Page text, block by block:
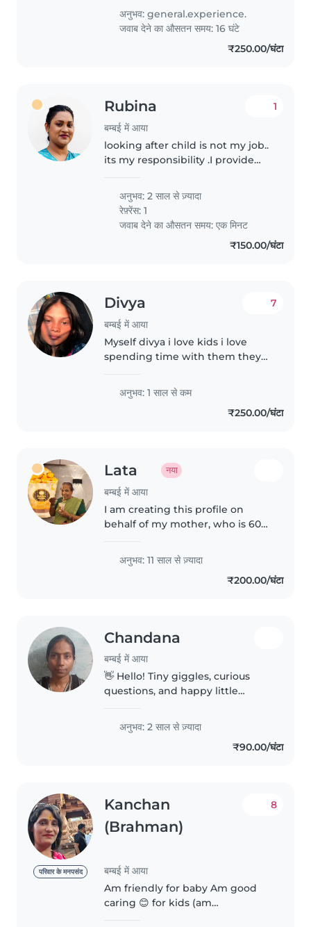
caring for babies and am
comfortable with cooking and
playing games. As a parent
अनुभव: general.experience.
जवाब देने का औसतन समय: 16 घंटे
₹250.00/घंटा
Rubina
बम्बई में आया
1
looking after child is not my job..
its my responsibility .I provide
child's safety, happiness and
अनुभव: 2 साल से ज़्यादा
रेफ़्रेंस: 1
जवाब देने का औसतन समय: एक मिनट
₹150.00/घंटा
Divya
बम्बई में आया
7
Myself divya i love kids i love
spending time with them they
अनुभव: 1 साल से कम
₹250.00/घंटा
Lata नया
बम्बई में आया
I am creating this profile on
behalf of my mother, who is 60
highly respected and well-
educated background. As her
son, I am currently serving in a
अनुभव: 11 साल से ज़्यादा
₹200.00/घंटा
Chandana
बम्बई में आया
👋 Hello! Tiny giggles, curious
questions, and happy little
special! I'm a caring, patient, and
responsible babysitter who loves
अनुभव: 2 साल से ज़्यादा
₹90.00/घंटा
परिवार के मनपसंद
Kanchan
(Brahman)
बम्बई में आया
8
Am friendly for baby Am good
caring 😊 for kids (am